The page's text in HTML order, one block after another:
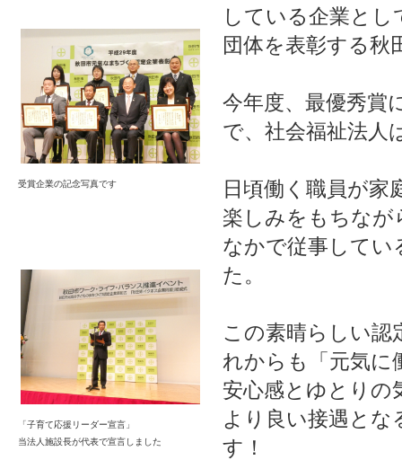
受賞企業の記念写真です
「子育て応援リーダー宣言」
当法人施設長が代表で宣言しました
している企業と
団体を表彰する秋
今年度、最優秀賞
で、社会福祉法人
日頃働く職員が家
楽しみをもちなが
なかで従事してい
た。
この素晴らしい認
れからも「元気に
安心感とゆとりの
より良い接遇と
す！